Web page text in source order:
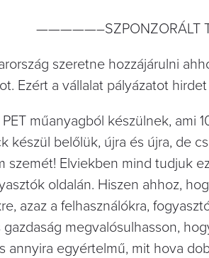
szeretne hozzájárulni
Ezért a vállalat pályázatot
műanyagból készülnek, ami
készül belőlük, újra és újra, de
szemét! Elviekben mind tudjuk
oldalán. Hiszen ahhoz,
azaz a felhasználókra,
megvalósulhasson,
annyira egyértelmű, mit hova